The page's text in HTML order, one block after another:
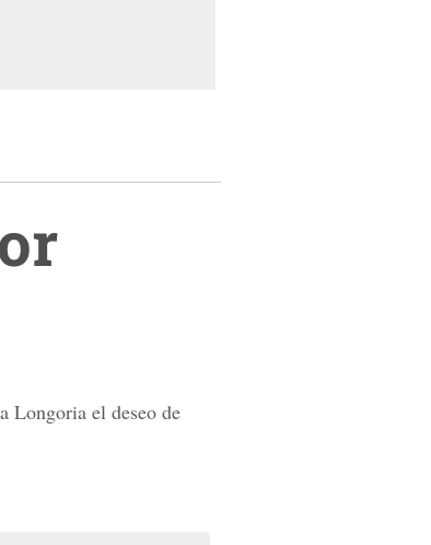
Longoria el deseo de